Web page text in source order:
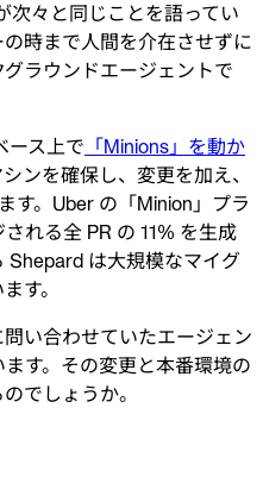
次々と同じことを語ってい
時まで人間を介在させずに
ラウンドエージェントで
ース上で 「Minions」を動か
ンを確保し、変更を加え、
す。Uber の「Minion」プラ
れる全 PR の 11% を生成
Shepard は大規模なマイグ
す。
い合わせていたエージェン
す。その変更と本番環境の
でしょうか。